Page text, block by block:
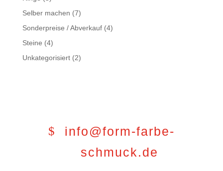
Selber machen (7)
Sonderpreise / Abverkauf(4)
Steine (4)
Unkategorisiert(2)
info@form-farbe-
schmuck.de